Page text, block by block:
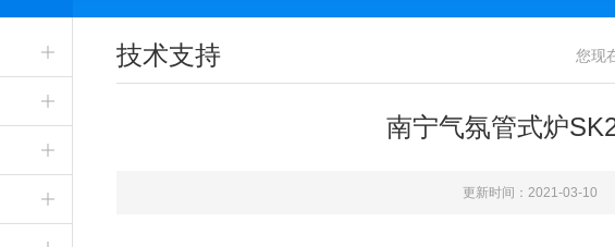
技术支持 您现
南宁气氛管式炉
更新时间：2021-03-10